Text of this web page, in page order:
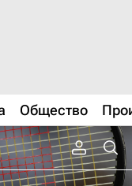
Общество